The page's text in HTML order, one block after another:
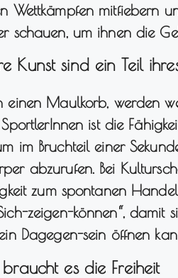
Wettkämpfen mitfiebern
schauen, um ihnen die
Kunst sind ein Teil
einen Maulkorb, werden
ist die
im Bruchteil einer
abzurufen. Bei
zum spontanen
zeigen-können“, damit
Dagegen-sein öffnen
es die Freiheit